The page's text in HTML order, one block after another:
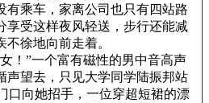
乘车，家离公司也只有四站路
享受这样夜风轻送，步行还能减
不徐地向前走着。
！”一个富有磁性的男中音高声
声望去，只见大学同学陆振邦站
口向她招手，一位穿超短裙的漂